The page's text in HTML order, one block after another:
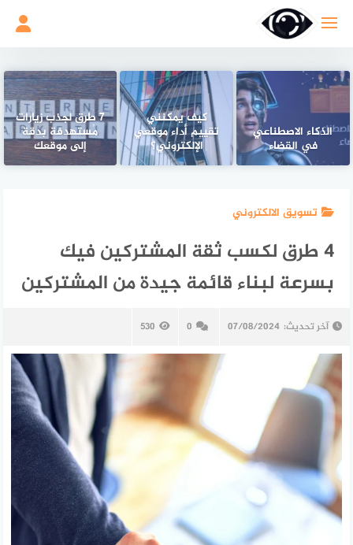
الذكاء الاصطناعي
في القضاء
كيف يمكنني
تقييم أداء موقعي
الإلكتروني؟
٧ طرق لجذب زيارات
مُستهدفة بدقة
إلى موقعك
تسويق الالكتروني
4 طرق لكسب ثقة المشتركين فيك
بسرعة لبناء قائمة جيدة من المشتركين
آخر تحديث: 07/08/2024
0
530